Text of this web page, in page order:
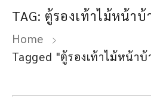
Home
Tagged "ตู้รองเท้าไม้หน้าบ้
TAG: ตู้รองเท้าไม้หน้าบ้